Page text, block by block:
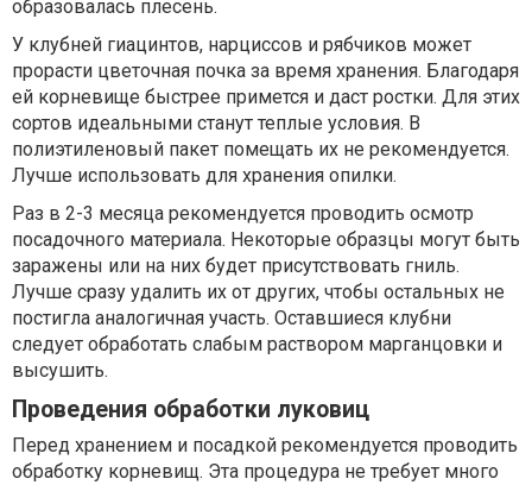
образовалась плесень.
У клубней гиацинтов, нарциссов и рябчиков может
прорасти цветочная почка за время хранения. Благодаря
ей корневище быстрее примется и даст ростки. Для этих
сортов идеальными станут теплые условия. В
полиэтиленовый пакет помещать их не рекомендуется.
Лучше использовать для хранения опилки.
Раз в 2-3 месяца рекомендуется проводить осмотр
посадочного материала. Некоторые образцы могут быть
заражены или на них будет присутствовать гниль.
Лучше сразу удалить их от других, чтобы остальных не
постигла аналогичная участь. Оставшиеся клубни
следует обработать слабым раствором марганцовки и
высушить.
Проведения обработки луковиц
Перед хранением и посадкой рекомендуется проводить
обработку корневищ. Эта процедура не требует много